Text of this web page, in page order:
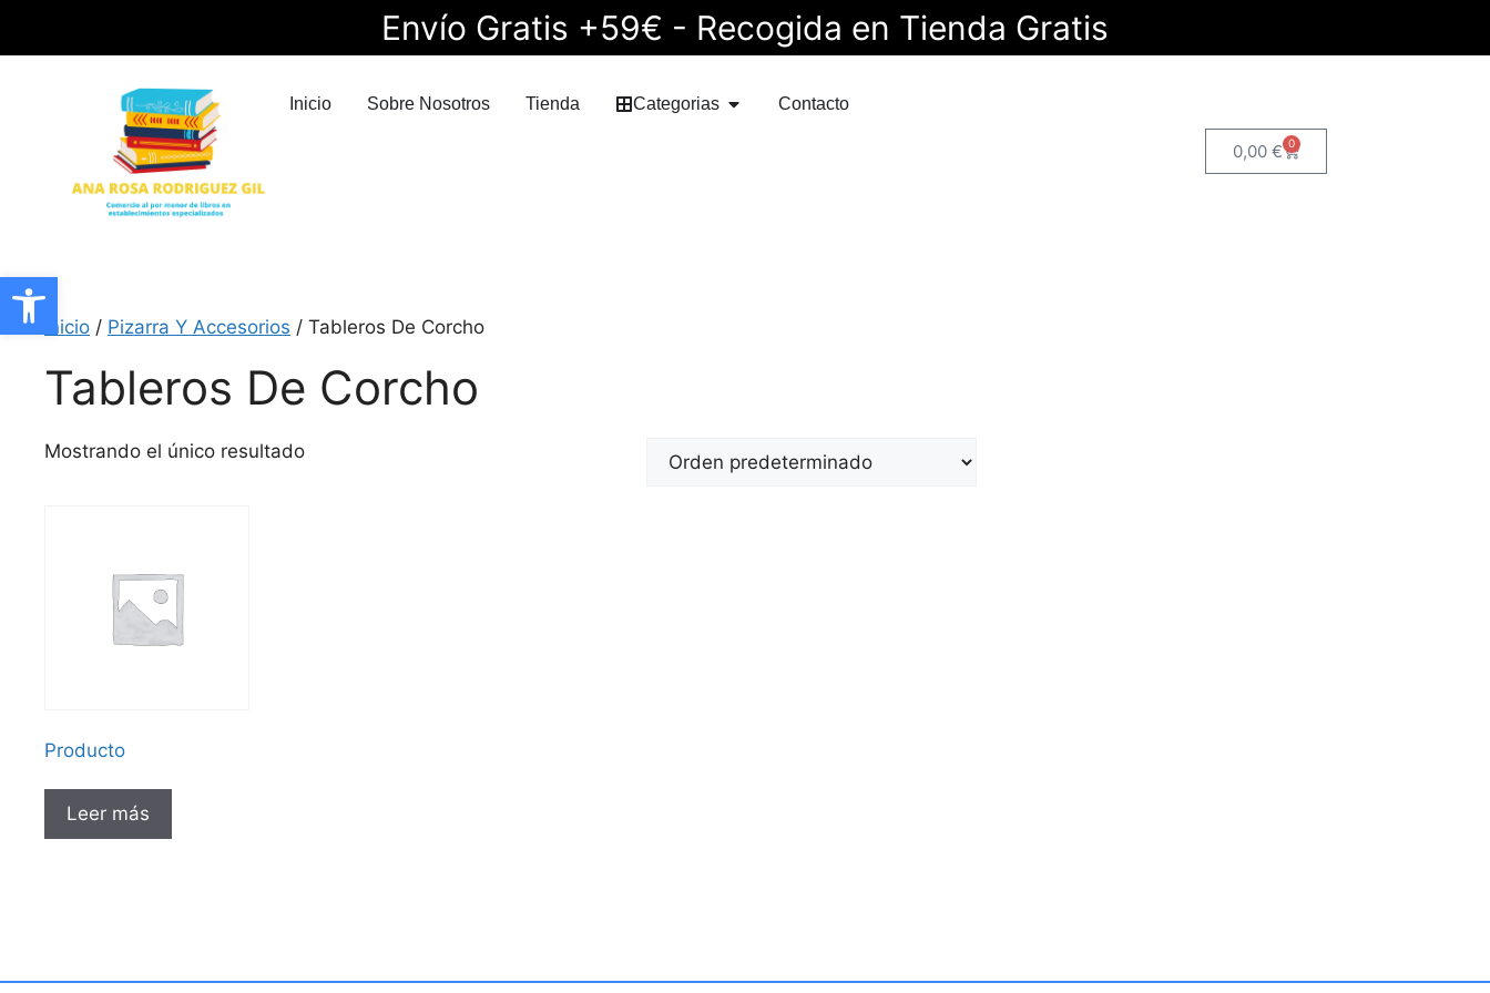
Abrir barra de herramientas
Envío Gratis +59€ - Recogida en Tienda Gratis
Inicio Sobre Nosotros Tienda Categorias Contacto
0,00 € 0
Inicio / Pizarra Y Accesorios / Tableros De Corcho
Tableros De Corcho
Mostrando el único resultado
Producto
Leer más